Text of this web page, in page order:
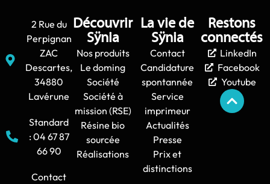
2 Rue du
Perpignan
ZAC
Descartes,
34880
Lavérune
Standard
: 04 67 87
66 90
Contact
Découvrir
Sÿnia
Nos produits
Le doming
Société
Société à
mission (RSE)
Résine bio
sourcée
Réalisations
La vie de
Sÿnia
Contact
Candidature
spontannée
Service
imprimeur
Actualités
Presse
Prix et
distinctions
Restons
connectés
LinkedIn
Facebook
Youtube